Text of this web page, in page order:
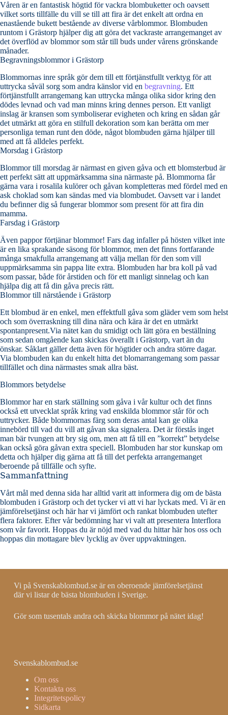
Våren är en fantastisk högtid för vackra blombuketter och oavsett
vilket sorts tillfälle du vill se till att fira är det enkelt att ordna en
enastående bukett bestående av diverse vårblommor. Blombuden
runtom i Grästorp hjälper dig att göra det vackraste arrangemanget av
det överflöd av blommor som står till buds under vårens grönskande
månader.
Begravningsblommor i Grästorp
Blommornas inre språk gör dem till ett förtjänstfullt verktyg för att
uttrycka såväl sorg som andra känslor vid en begravning. Ett
förtjänstfullt arrangemang kan uttrycka många olika sidor kring den
dödes levnad och vad man minns kring dennes person. Ett vanligt
inslag är kransen som symboliserar evigheten och kring en sådan går
det utmärkt att göra en stilfull dekoration som kan berätta om mer
personliga teman runt den döde, något blombuden gärna hjälper till
med att få alldeles perfekt.
Morsdag i Grästorp
Blommor till morsdag är närmast en given gåva och ett blomsterbud är
ett perfekt sätt att uppmärksamma sina närmaste på. Blommorna får
gärna vara i rosalila kulörer och gåvan kompletteras med fördel med en
ask choklad som kan sändas med via blombudet. Oavsett var i landet
du befinner dig så fungerar blommor som present för att fira din
mamma.
Farsdag i Grästorp
Även pappor förtjänar blommor! Fars dag infaller på hösten vilket inte
är en lika sprakande säsong för blommor, men det finns fortfarande
många smakfulla arrangemang att välja mellan för den som vill
uppmärksamma sin pappa lite extra. Blombuden har bra koll på vad
som passar, både för årstiden och för ett manligt sinnelag och kan
hjälpa dig att få din gåva precis rätt.
Blommor till närstående i Grästorp
Ett blombud är en enkel, men effektfull gåva som gläder vem som helst
och som överraskning till dina nära och kära är det en utmärkt
spontanpresent.Via nätet kan du smidigt och lätt göra en beställning
som sedan omgående kan skickas överallt i Grästorp, vart än du
önskar. Såklart gäller detta även för högtider och andra större dagar.
Via blombuden kan du enkelt hitta det blomarrangemang som passar
tillfället och dina närmastes smak allra bäst.
Blommors betydelse
Blommor har en stark ställning som gåva i vår kultur och det finns
också ett utvecklat språk kring vad enskilda blommor står för och
uttrycker. Både blommornas färg som deras antal kan ge olika
innebörd till vad du vill att gåvan ska signalera. Det är förstås inget
man bär tvungen att bry sig om, men att få till en ”korrekt” betydelse
kan också göra gåvan extra speciell. Blombuden har stor kunskap om
detta och hjälper dig gärna att få till det perfekta arrangemanget
beroende på tillfälle och syfte.
Sammanfattning
Vårt mål med denna sida har alltid varit att informera dig om de bästa
blombuden i Grästorp och det tycker vi att vi har lyckats med. Vi är en
jämförelsetjänst och här har vi jämfört och rankat blombuden utefter
flera faktorer. Efter vår bedömning har vi valt att presentera Interflora
som vår favorit. Hoppas du är nöjd med vad du hittar här hos oss och
hoppas din mottagare blev lycklig av över uppvaktningen.
Vi på Svenskablombud.se är en oberoende jämförelsetjänst
där vi listar de bästa blombuden i Sverige.
Gör som tusentals andra och skicka blommor på nätet idag!
Svenskablombud.se
Om oss
Kontakta oss
Integritetspolicy
Sidkarta